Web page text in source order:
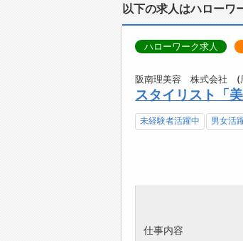
以下の求人はハローワ
ハローワーク求人
阪南理美容 株式会社 (
スタイリスト「
未経験者活躍中 男女活
仕事内容